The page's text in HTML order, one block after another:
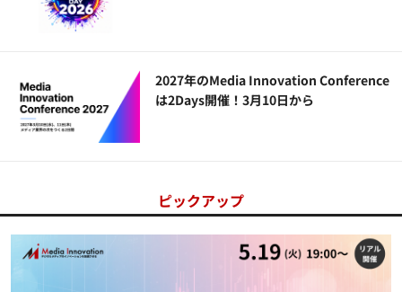
2027年のMedia Innovation Conference
は2Days開催！3月10日から
ピックアップ